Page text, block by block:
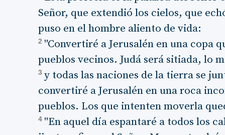
Señor, que extendió los cielos, que
puso en el hombre aliento de vida:
2 "Convertiré a Jerusalén en una copa
pueblos vecinos. Judá será sitiada, lo
3y todas las naciones de la tierra se
convertiré a Jerusalén en una roca
pueblos. Los que intenten moverla
4 "En aquel día espantaré a todos los